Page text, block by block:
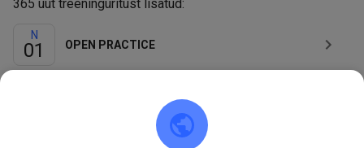
365 uut treeningüritust lisatud:
N
01 OPEN PRACTICE